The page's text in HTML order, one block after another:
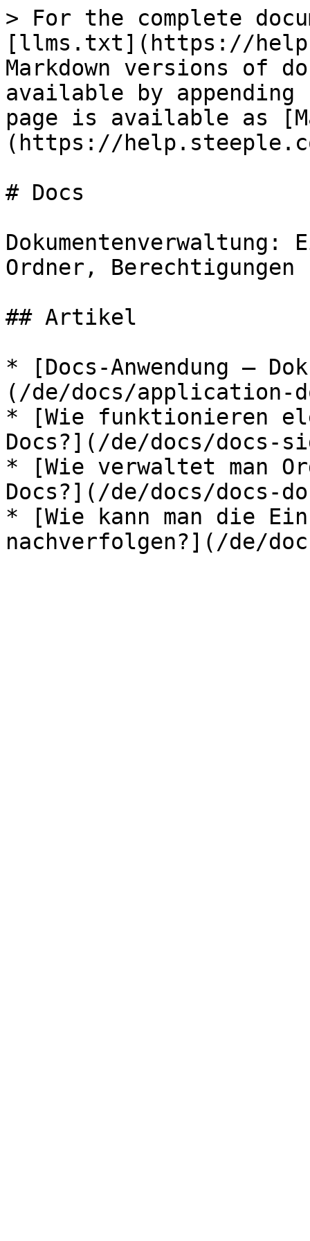
> For the complete
[llms.txt](https://
Markdown versions of
available by
page is available as
(https://
# Docs
Ordner,
## Artikel
* [Docs-Anwendung —
(/de/docs/application-
* [Wie funktionieren
Docs?](/de/docs/docs-
* [Wie verwaltet man
Docs?](/de/docs/docs-
* [Wie kann man die